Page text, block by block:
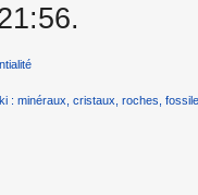
: minéraux, cristaux, roches,